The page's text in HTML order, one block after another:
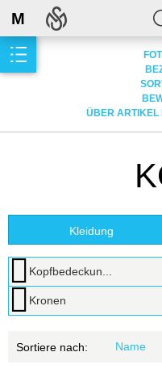
M
ÜBER ARTIKEL
Kleidung
Kopfbedeckun...
Kronen
Sortiere nach: Name